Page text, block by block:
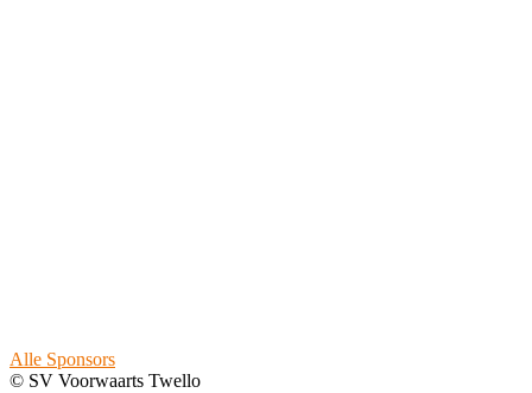
Alle Sponsors
© SV Voorwaarts Twello